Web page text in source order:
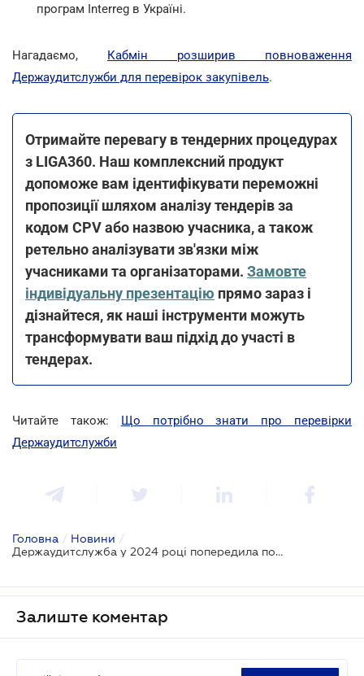
програм Interreg в Україні.
Нагадаємо, Кабмін розширив повноваження
Держаудитслужби для перевірок закупівель.
Отримайте перевагу в тендерних процедурах
з LIGA360. Наш комплексний продукт
допоможе вам ідентифікувати переможні
пропозиції шляхом аналізу тендерів за
кодом CPV або назвою учасника, а також
ретельно аналізувати зв'язки між
учасниками та організаторами. Замовте
індивідуальну презентацію прямо зараз і
дізнайтеся, як наші інструменти можуть
трансформувати ваш підхід до участі в
тендерах.
Читайте також: Що потрібно знати про перевірки
Держаудитслужби
Головна / Новини /
Держаудитслужба у 2024 році попередила порушення у сфері публічних закупівель на суму 22,4 млрд грн
Залиште коментар